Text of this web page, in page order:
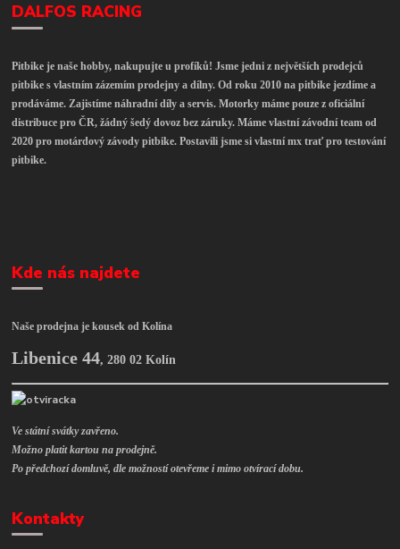
DALFOS RACING
Pitbike je naše hobby, nakupujte u profíků! Jsme jedni z největších prodejců
pitbike s vlastním zázemím prodejny a dílny. Od roku 2010 na pitbike jezdíme a
prodáváme. Zajistíme náhradní díly a servis. Motorky máme pouze z oficiální
distribuce pro ČR, žádný šedý dovoz bez záruky. Máme vlastní závodní team od
2020 pro motárdový závody pitbike. Postavili jsme si vlastní mx trať pro testování
pitbike.
Kde nás najdete
Naše prodejna je kousek od Kolína
Libenice 44,280 02 Kolín
Ve státní svátky zavřeno.
Možno platit kartou na prodejně.
Po předchozí domluvě, dle možností otevřeme i mimo otvírací dobu.
Kontakty